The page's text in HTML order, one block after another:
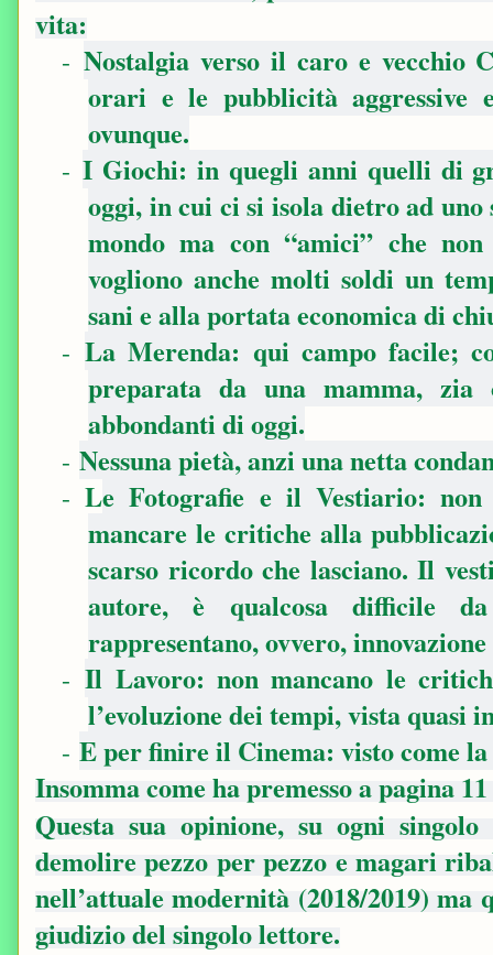
vita:
- Nostalgia verso il caro e vecchio
orari e le pubblicità aggressive
ovunque.
- I Giochi: in quegli anni quelli di
oggi, in cui ci si isola dietro ad
mondo ma con “amici” che
vogliono anche molti soldi un
sani e alla portata economica di
-La Merenda: qui campo facile;
preparata da una mamma, zia
abbondanti di oggi.
- Nessuna pietà, anzi una netta
-Le Fotografie e il Vestiario: non
mancare le critiche alla
scarso ricordo che lasciano. Il
autore, è qualcosa difficile
rappresentano, ovvero,
-Il Lavoro: non mancano le
l’evoluzione dei tempi, vista quasi
- E per finire il Cinema: visto come
Insomma come ha premesso a pagina
Questa sua opinione, su ogni
demolire pezzo per pezzo e magari
nell’attuale modernità (2018/2019)
giudizio del singolo lettore.